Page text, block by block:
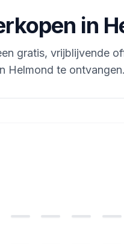
in
gratis, vrijblijvende
Helmond te ontvangen.